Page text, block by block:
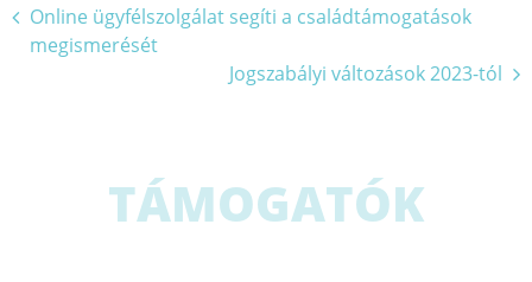
Bejegyzés
navigáció
Online ügyfélszolgálat segíti a családtámogatások
megismerését
Jogszabályi változások 2023-tól
TÁMOGATÓK